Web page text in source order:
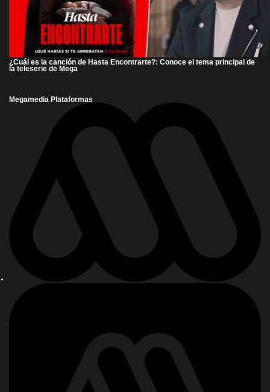
¿Cuál es la canción de Hasta Encontrarte?: Conoce el tema principal de
la teleserie de Mega
Megamedia Plataformas